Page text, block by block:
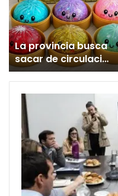
La provincia busca
sacar de circulación
un juguete
«altamente tóxico»